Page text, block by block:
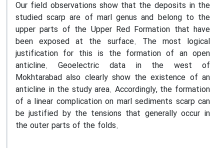
Our field observations show that the deposits in the
studied scarp are of marl genus and belong to the
upper parts of the Upper Red Formation that have
been exposed at the surface. The most logical
justification for this is the formation of an open
anticline. Geoelectric data in the west of
Mokhtarabad also clearly show the existence of an
anticline in the study area. Accordingly, the formation
of a linear complication on marl sediments scarp can
be justified by the tensions that generally occur in
the outer parts of the folds.